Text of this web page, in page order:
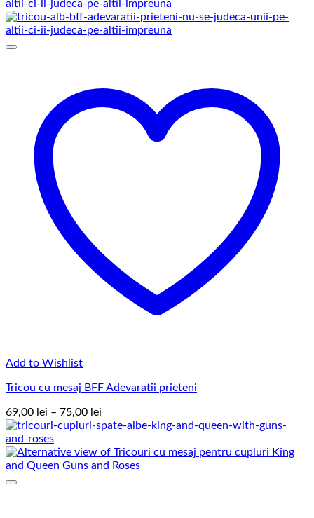
prețuri:
129,00 lei
până
Add to Wishlist
Tricou cu mesaj BFF Adevaratii prieteni
69,00 lei – 75,00 lei
de
69,00 lei
până